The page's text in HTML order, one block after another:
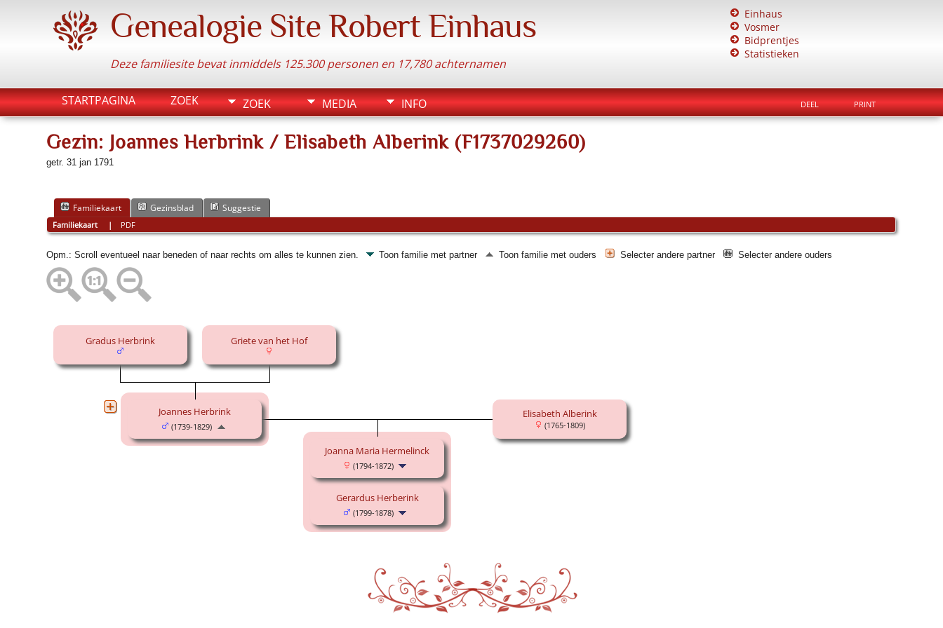
Genealogie Site Robert Einhaus
Deze familiesite bevat inmiddels 125.300 personen en 17,780 achternamen
Einhaus
Vosmer
Bidprentjes
Statistieken
ZOEK MEDIA INFO
STARTPAGINA ZOEK DEEL PRINT
Gezin: Joannes Herbrink / Elisabeth Alberink (F1737029260)
getr. 31 jan 1791
Familiekaart Gezinsblad Suggestie
Familiekaart | PDF
Opm.: Scroll eventueel naar beneden of naar rechts om alles te kunnen zien. Toon familie met partner Toon familie met ouders Selecter andere partner Selecter andere ouders
Gradus Herbrink Griete van het Hof
Joannes Herbrink
(1739-1829)
Elisabeth Alberink
(1765-1809)
Joanna Maria Hermelinck
(1794-1872)
Gerardus Herberink
(1799-1878)